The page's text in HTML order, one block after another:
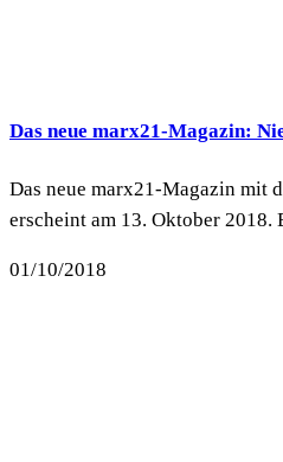
Das neue marx21-Magazin:
Das neue marx21-Magazin mit
erscheint am 13. Oktober 2018.
01/10/2018